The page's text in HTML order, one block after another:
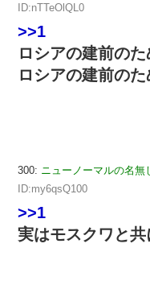
ID:nTTeOlQL0
>>1
ロシアの建前の
ロシアの建前の
300: ニューノーマルの名無
ID:my6qsQ100
>>1
実はモスクワと